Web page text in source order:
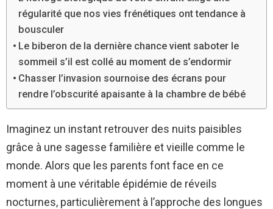
régularité que nos vies frénétiques ont tendance à
bousculer
Le biberon de la dernière chance vient saboter le
sommeil s’il est collé au moment de s’endormir
Chasser l’invasion sournoise des écrans pour
rendre l’obscurité apaisante à la chambre de bébé
Imaginez un instant retrouver des nuits paisibles
grâce à une sagesse familière et vieille comme le
monde. Alors que les parents font face en ce
moment à une véritable épidémie de réveils
nocturnes, particulièrement à l’approche des longues